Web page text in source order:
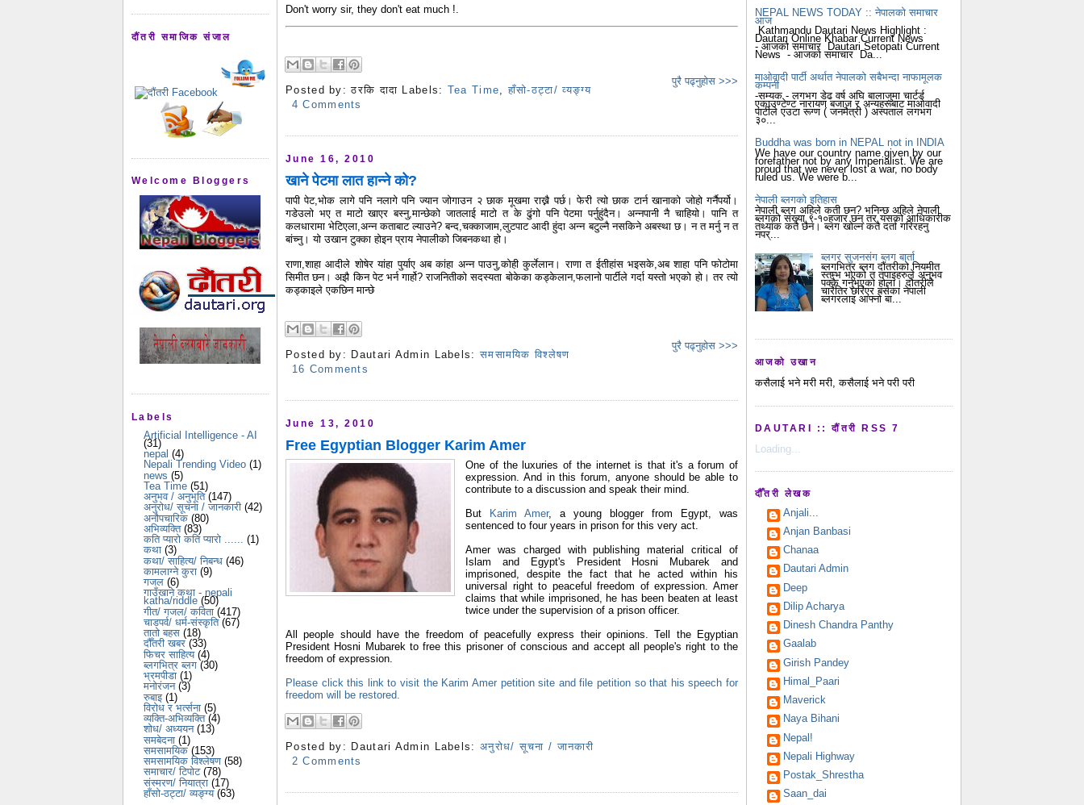
दौंतरी समाजिक संजाल
Welcome Bloggers
Labels
Artificial Intelligence - AI
(31)
nepal (4)
Nepali Trending Video (1)
news (5)
Tea Time (51)
अनुभव / अनुभूति (147)
अनुरोध/ सूचना / जानकारी (42)
अनौपचारिक (80)
अभिव्यक्ति (83)
कति प्यारो कति प्यारो ...... (1)
कथा (3)
कथा/ साहित्य/ निबन्ध (46)
कामलाग्ने कुरा (9)
गजल (6)
गाउँखाने कथा - nepali
katha/riddle (50)
गीत/ गजल/ कविता (417)
चाडपर्व/ धर्म-संस्कृति (67)
तातो बहस (18)
दौँतरी खबर (33)
फिचर साहित्य (4)
ब्लगभित्र ब्लग (30)
भ्रमपीडा (1)
मनोरंजन (3)
रुबाइ (1)
विरोध र भर्त्सना (5)
व्यक्ति-अभिव्यक्ति (4)
शोध/ अध्ययन (13)
समबेदना (1)
समसामयिक (153)
समसामयिक विश्लेषण (58)
समाचार/ टिपोट (78)
संस्मरण/ नियात्रा (17)
हाँसो-ठट्टा/ व्यङ्ग्य (63)
Don't worry sir, they don't eat much !.
पुरै पढ्नुहोस >>>
Posted by:ठरकि दादा Labels: Tea Time ,हाँसो-ठट्टा/ व्यङ्ग्य
4 Comments
June 16, 2010
खाने पेटमा लात हान्ने को?
पापी पेट,भोक लागे पनि नलागे पनि ज्यान जोगाउन २ छाक मूखमा राख्नै पर्छ। फेरी त्यो छाक टार्न खानाको जोहो गर्नैपर्यो।
गडेउलो भए त माटो खाएर बस्नु,मान्छेको जातलाई माटो त के ढुंगो पनि पेटमा पर्नुहुंदैन। अन्नपानी नै चाहियो। पानि त
कलधारामा भेटिएला,अन्न कताबाट ल्याउने? बन्द,चक्काजाम,लुटपाट आदी हुंदा अन्न बटुल्नै नसकिने अबस्था छ। न त मर्नु न त
बांच्नु। यो उखान टुक्का होइन प्राय नेपालीको जिबनकथा हो।
राणा,शाहा आदीले शोषेर यांहा पुर्याए अब कांहा अन्न पाउनु,कोही कुर्लेलान। राणा त ईतीहांस भइसके,अब शाहा पनि फोटोमा
सिमीत छन। अझै किन पेट भर्न गार्हो? राजनितीको सदस्यता बोकेका कड्केलान,फलानो पार्टीले गर्दा यस्तो भएको हो। तर त्यो
कड्काइले एकछिन मान्छे
पुरै पढ्नुहोस >>>
Posted by: Dautari Admin Labels:समसामयिक विश्लेषण
16 Comments
June 13, 2010
Free Egyptian Blogger Karim Amer
One of the luxuries of the internet is that it's a forum of
expression. And in this forum, anyone should be able to
contribute to a discussion and speak their mind.
But
Karim Amer, a young blogger from Egypt, was
sentenced to four years in prison for this very act.
Amer was charged with publishing material critical of
Islam and Egypt's President Hosni Mubarek and
imprisoned, despite the fact that he acted within his
universal right to peaceful freedom of expression. Amer
claims that while imprisoned, he has been beaten at least
twice under the supervision of a prison officer.
All people should have the freedom of peacefully express their opinions. Tell the Egyptian
President Hosni Mubarek to free this prisoner of conscious and accept all people's right to the
freedom of expression.
Please click this link to visit the Karim Amer petition site and file petition so that his speech for
freedom will be restored.
Posted by: Dautari Admin Labels: अनुरोध/ सूचना / जानकारी
2 Comments
NEPAL NEWS TODAY :: नेपालको समाचार
आज
Kathmandu Dautari News Highlight :
Dautari Online Khabar Current News
- आजको समाचार Dautari Setopati Current
News - आजको समाचार Da...
माओवादी पार्टी अर्थात नेपालको सबैभन्दा नाफामूलक
कम्पनी
-सम्यक - लगभग डेढ वर्ष अघि बालाजुमा चार्टर्ड
एकाउण्टेण्ट नारायण बजाज र अन्यहरूबाट माओवादी
पार्टीले एउटा रूग्ण ( जनमैत्री ) अस्पताल लगभग
३०...
Buddha was born in NEPAL not in INDIA
We have our country name given by our
forefather not by any Imperialist. We are
proud that we never lost a war, no body
ruled us. We were b...
नेपाली ब्लगको इतिहास
नेपाली ब्लग अहिले कती छन? भनिन्छ अहिले नेपाली
ब्लगको संख्या ९-१०हजार छन् तर यसको आधिकारीक
तथ्यांक कतै छैन। ब्लग खोल्न कतै दर्ता गरिरहनु
नपर्...
ब्लगर सुजनसंग ब्लग बार्ता
ब्लगभित्र ब्लग दौंतरीको नियमीत
स्तम्भ भएको त तपाइहरुले अनुभव
पक्कै गर्नुभएको होला। दौतरीले
चारैतिर छरिएर बसेका नेपाली
ब्लगरलाइ आफ्नो बा...
आजको उखान
कसैलाई भने मरी मरी, कसैलाई भने परी परी
DAUTARI :: दौंतरी RSS 7
Loading...
दौँतरी लेखक
Anjali...
Anjan Banbasi
Chanaa
Dautari Admin
Deep
Dilip Acharya
Dinesh Chandra Panthy
Gaalab
Girish Pandey
Himal_Paari
Maverick
Naya Bihani
Nepal!
Nepali Highway
Postak_Shrestha
Saan_dai